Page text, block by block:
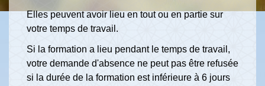
Elles peuvent avoir lieu en tout ou en partie sur
votre temps de travail.
Si la formation a lieu pendant le temps de travail,
votre demande d'absence ne peut pas être refusée
si la durée de la formation est inférieure à 6 jours